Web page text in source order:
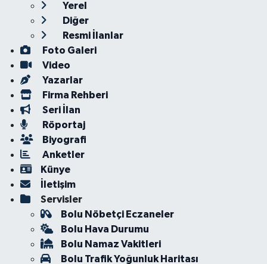
Yerel
Diğer
Resmi İlanlar
Foto Galeri
Video
Yazarlar
Firma Rehberi
Seri İlan
Röportaj
Biyografi
Anketler
Künye
İletişim
Servisler
Bolu Nöbetçi Eczaneler
Bolu Hava Durumu
Bolu Namaz Vakitleri
Bolu Trafik Yoğunluk Haritası